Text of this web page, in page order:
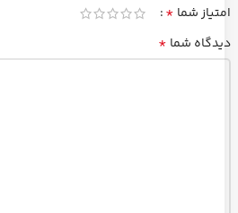
امتیاز شما *
دیدگاه شما *